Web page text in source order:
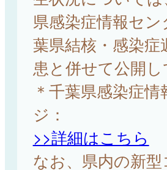
県感染症情報セ
葉県結核・感染
患と併せて公開し
＊千葉県感染症
ジ：
>>詳細はこちら
なお、県内の新